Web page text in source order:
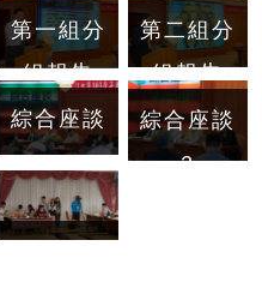
第一組分
組報告
第二組分
組報告
綜合座談
1
綜合座談
2